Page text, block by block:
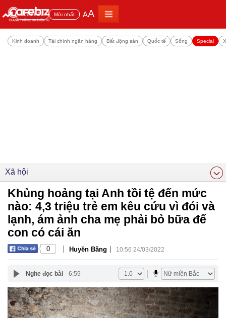
Đọc nhiều Mới nhất AA
Kinh doanh Tài chính ngân hàng Bất động sản Quốc tế Sống Special
Xã hội
Khủng hoảng tại Anh tồi tệ đến mức
nào: 4,3 triệu trẻ em kêu cứu vì đói và
lạnh, ám ảnh cha mẹ phải bỏ bữa để
con có cái ăn
0 | Huyền Băng | 10:56 24/03/2022
Nghe đọc bài 6:59